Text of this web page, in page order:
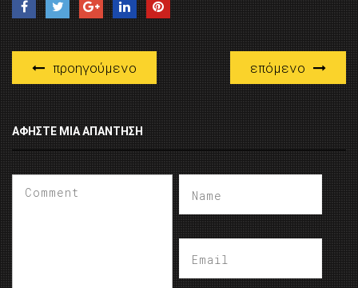
προηγούμενο επόμενο
ΑΦΉΣΤΕ ΜΙΑ ΑΠΆΝΤΗΣΗ